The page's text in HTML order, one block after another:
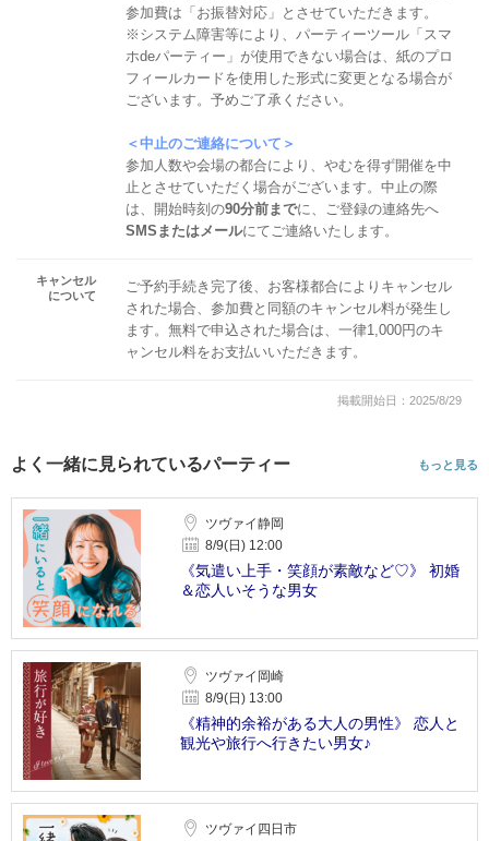
参加費は「お振替対応」とさせていただきます。
※システム障害等により、パーティーツール「スマ
ホdeパーティー」が使用できない場合は、紙のプロ
フィールカードを使用した形式に変更となる場合が
ございます。予めご了承ください。
＜中止のご連絡について＞
参加人数や会場の都合により、やむを得ず開催を中
止とさせていただく場合がございます。中止の際
は、開始時刻の90分前までに、ご登録の連絡先へ
SMSまたはメールにてご連絡いたします。
キャンセル
について
ご予約手続き完了後、お客様都合によりキャンセル
された場合、参加費と同額のキャンセル料が発生し
ます。無料で申込された場合は、一律1,000円のキ
ャンセル料をお支払いいただきます。
掲載開始日：2025/8/29
よく一緒に見られているパーティー もっと見る
ツヴァイ静岡
8/9(日) 12:00
《気遣い上手・笑顔が素敵など♡》 初婚
＆恋人いそうな男女
ツヴァイ岡崎
8/9(日) 13:00
《精神的余裕がある大人の男性》 恋人と
観光や旅行へ行きたい男女♪
ツヴァイ四日市